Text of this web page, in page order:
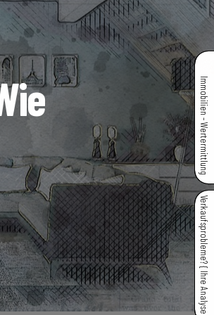
Immobilien - Wertermittlung
Verkaufsprobleme? { Ihre Analyse }